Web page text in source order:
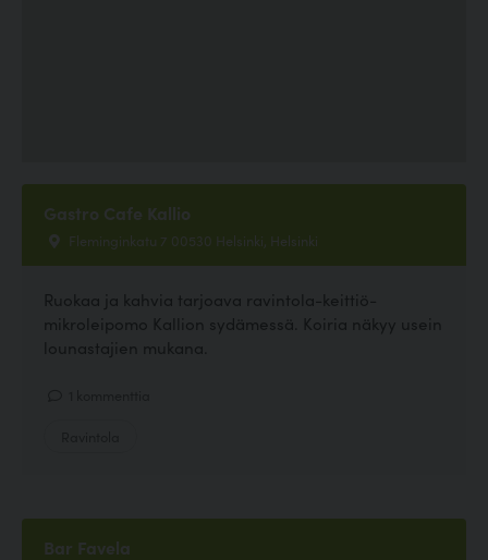
Gastro Cafe Kallio
Fleminginkatu 7 00530 Helsinki, Helsinki
Ruokaa ja kahvia tarjoava ravintola-keittiö-
mikroleipomo Kallion sydämessä. Koiria näkyy usein
lounastajien mukana.
Bar Favela